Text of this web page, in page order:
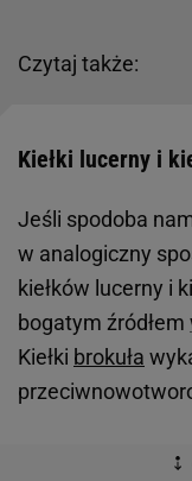
Czytaj także:
Kiełki lucerny i
Jeśli spodoba
w analogiczny
kiełków lucerny i
bogatym źródłem
Kiełki brokuła